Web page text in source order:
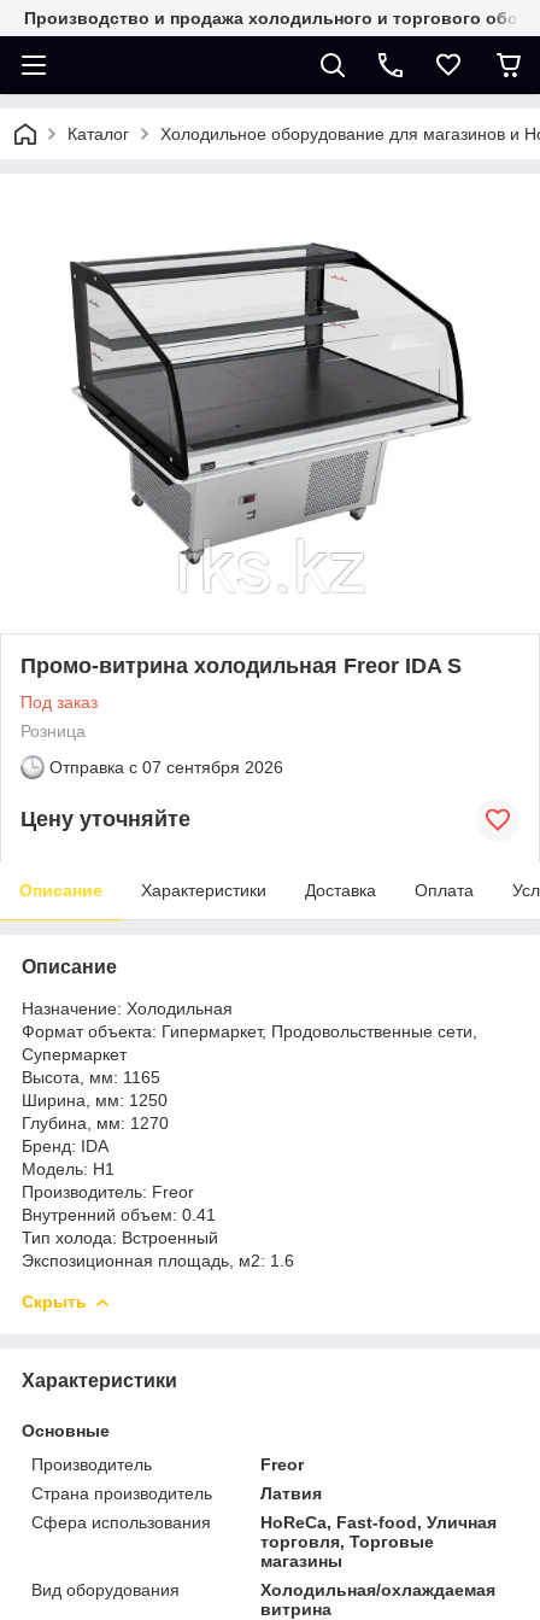
Производство и продажа холодильного и торгового
Каталог Холодильное оборудование для магазинов и
Промо-витрина холодильная Freor IDA S
Под заказ
Розница
Отправка с 07 сентября 2026
Цену уточняйте
Описание Характеристики Доставка Оплата
Описание
Назначение: Холодильная
Формат объекта: Гипермаркет, Продовольственные сети,
Супермаркет
Высота, мм: 1165
Ширина, мм: 1250
Глубина, мм: 1270
Бренд: IDA
Модель: H1
Производитель: Freor
Внутренний объем: 0.41
Тип холода: Встроенный
Экспозиционная площадь, м2: 1.6
Скрыть
Характеристики
Основные
Производитель
Freor
Страна производитель
Латвия
Сфера использования
HoReCa, Fast-food, Уличная
торговля, Торговые
магазины
Вид оборудования
Холодильная/охлаждаемая
витрина